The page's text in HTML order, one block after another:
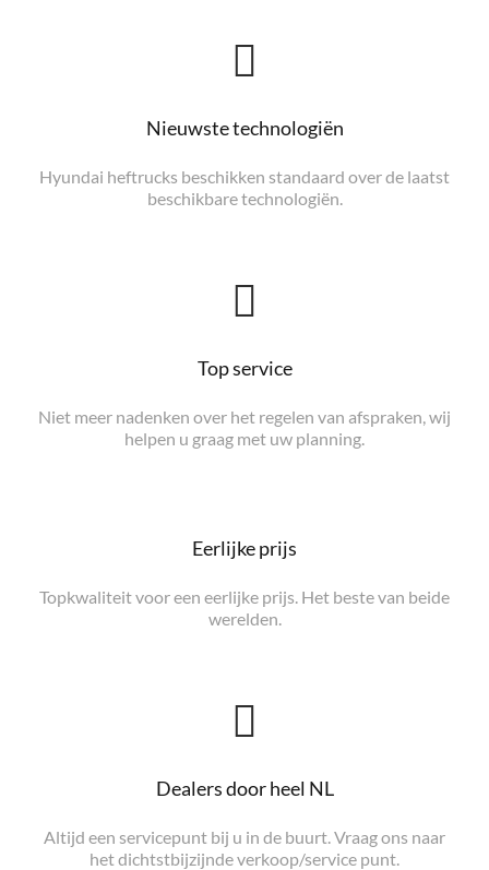
Nieuwste technologiën
Hyundai heftrucks beschikken standaard over de laatst
beschikbare technologiën.
Top service
Niet meer nadenken over het regelen van afspraken, wij
helpen u graag met uw planning.
Eerlijke prijs
Topkwaliteit voor een eerlijke prijs. Het beste van beide
werelden.
Dealers door heel NL
Altijd een servicepunt bij u in de buurt. Vraag ons naar
het dichtstbijzijnde verkoop/service punt.